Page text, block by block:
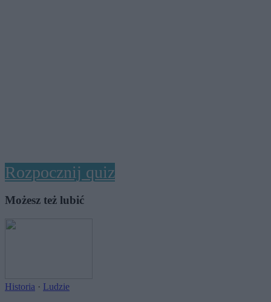
Rozpocznij quiz
Możesz też lubić
Historia · Ludzie